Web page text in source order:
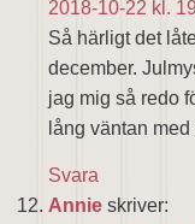
2018-10-22 kl.
Så härligt det
december.
jag mig så redo
lång väntan
Svara
Annie skriver: